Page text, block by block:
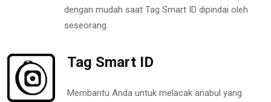
dengan mudah saat Tag Smart ID dipindai oleh
seseorang.
Tag Smart ID
Membantu Anda untuk melacak anabul yang